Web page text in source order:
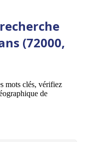
(72000,
mots clés, vérifiez
de